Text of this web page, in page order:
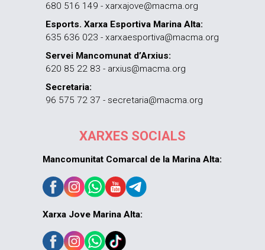
680 516 149 - xarxajove@macma.org
Esports. Xarxa Esportiva Marina Alta:
635 636 023 - xarxaesportiva@macma.org
Servei Mancomunat d’Arxius:
620 85 22 83 - arxius@macma.org
Secretaria:
96 575 72 37 - secretaria@macma.org
XARXES SOCIALS
Mancomunitat Comarcal de la Marina Alta:
Xarxa Jove Marina Alta: